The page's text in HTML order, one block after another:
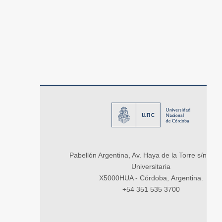
Pabellón Argentina, Av. Haya de la Torre s/n,
Universitaria
X5000HUA - Córdoba, Argentina.
+54 351 535 3700